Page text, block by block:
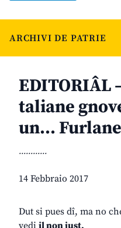
ARCHIVI DE PATRIE
EDITORIÂL
taliane
un…
............
14 Febbraio 2017
Dut si pues dî, ma no